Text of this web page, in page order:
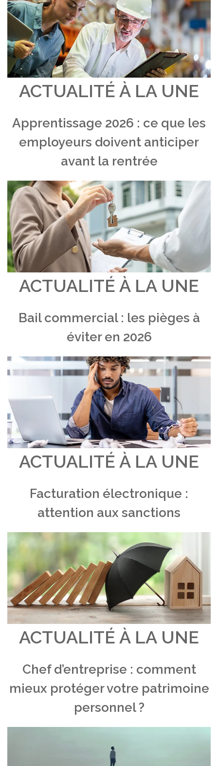
ACTUALITÉ À LA UNE
Apprentissage 2026 : ce que les
employeurs doivent anticiper
avant la rentrée
ACTUALITÉ À LA UNE
Bail commercial : les pièges à
éviter en 2026
ACTUALITÉ À LA UNE
Facturation électronique :
attention aux sanctions
ACTUALITÉ À LA UNE
Chef d’entreprise : comment
mieux protéger votre patrimoine
personnel ?